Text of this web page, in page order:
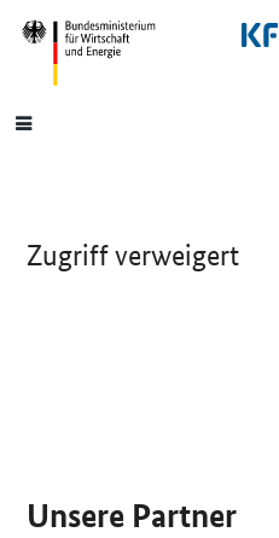
SrOnlyNavigation
Hauptmenü
Zugriff verweigert
Unsere Partner